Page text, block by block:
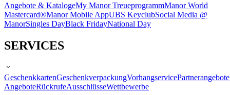
Angebote & KatalogeMy Manor TreueprogrammManor World
Mastercard®Manor Mobile AppUBS KeyclubSocial Media @
ManorSingles DayBlack FridayNational Day
SERVICES
GeschenkkartenGeschenkverpackungVorhangservicePartnerangebote
AngeboteRückrufeAusschlüsseWettbewerbe